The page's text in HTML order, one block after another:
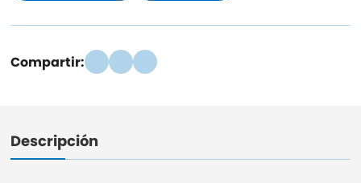
Compartir:
Descripción